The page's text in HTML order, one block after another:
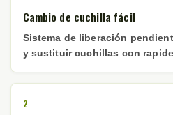
Cambio de cuchilla fácil
Sistema de liberación
y sustituir cuchillas con
2